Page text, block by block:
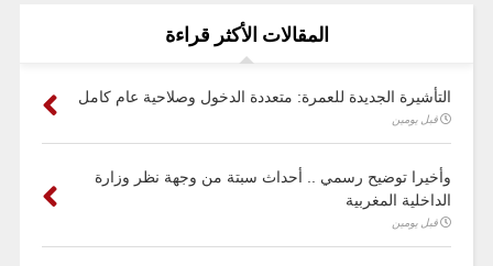
المقالات الأكثر قراءة
التأشيرة الجديدة للعمرة: متعددة الدخول وصلاحية عام كامل
قبل يومين
وأخيرا توضيح رسمي .. أحداث سبتة من وجهة نظر وزارة
الداخلية المغربية
قبل يومين